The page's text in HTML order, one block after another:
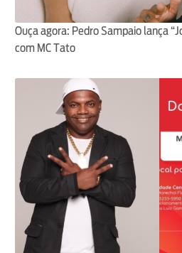
Ouça agora: Pedro Sampaio lança
com MC Tato